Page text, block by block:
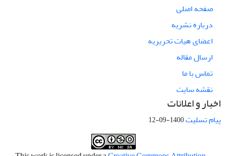
صفحه اصلی
درباره نشریه
اعضای هیات تحریریه
ارسال مقاله
تماس با ما
نقشه سایت
اخبار و اعلانات
پیام تسلیت1400-09-12